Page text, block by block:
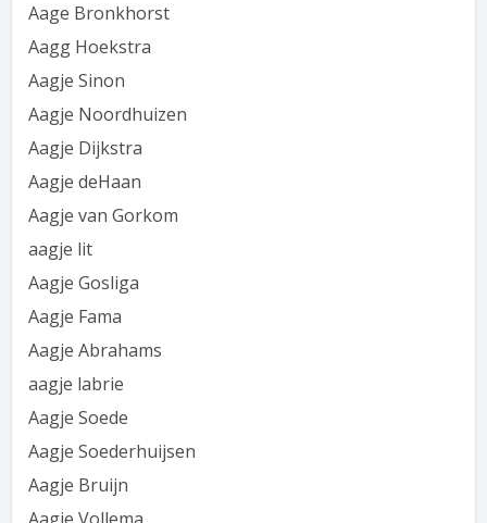
Aage Bronkhorst
Aagg Hoekstra
Aagje Sinon
Aagje Noordhuizen
Aagje Dijkstra
Aagje deHaan
Aagje van Gorkom
aagje lit
Aagje Gosliga
Aagje Fama
Aagje Abrahams
aagje labrie
Aagje Soede
Aagje Soederhuijsen
Aagje Bruijn